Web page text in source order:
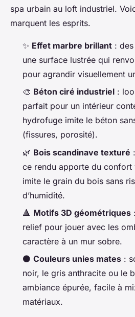
spa urbain au loft industriel.
marquent les esprits.
✨ Effet marbre brillant :
une surface lustrée qui
pour agrandir visuellement
🎨 Béton ciré industriel :
parfait pour un intérieur
hydrofuge imite le béton
(fissures, porosité).
🌿 Bois scandinave texturé
ce rendu apporte du confort
imite le grain du bois sans
d’humidité.
🔺 Motifs 3D géométriques
relief pour jouer avec les
caractère à un mur sobre.
⚫ Couleurs unies mates :
noir, le gris anthracite ou le
ambiance épurée, facile à
matériaux.